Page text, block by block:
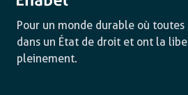
Pour un monde durable où
dans un État de droit et ont la
pleinement.